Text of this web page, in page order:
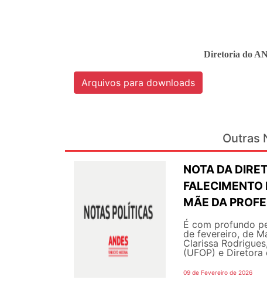
Diretoria do
Arquivos para downloads
Outras
NOTA DA
FALECIMENTO
MÃE DA
É com profundo
de fevereiro, de
Clarissa
(UFOP) e
09 de Fevereiro de 2026